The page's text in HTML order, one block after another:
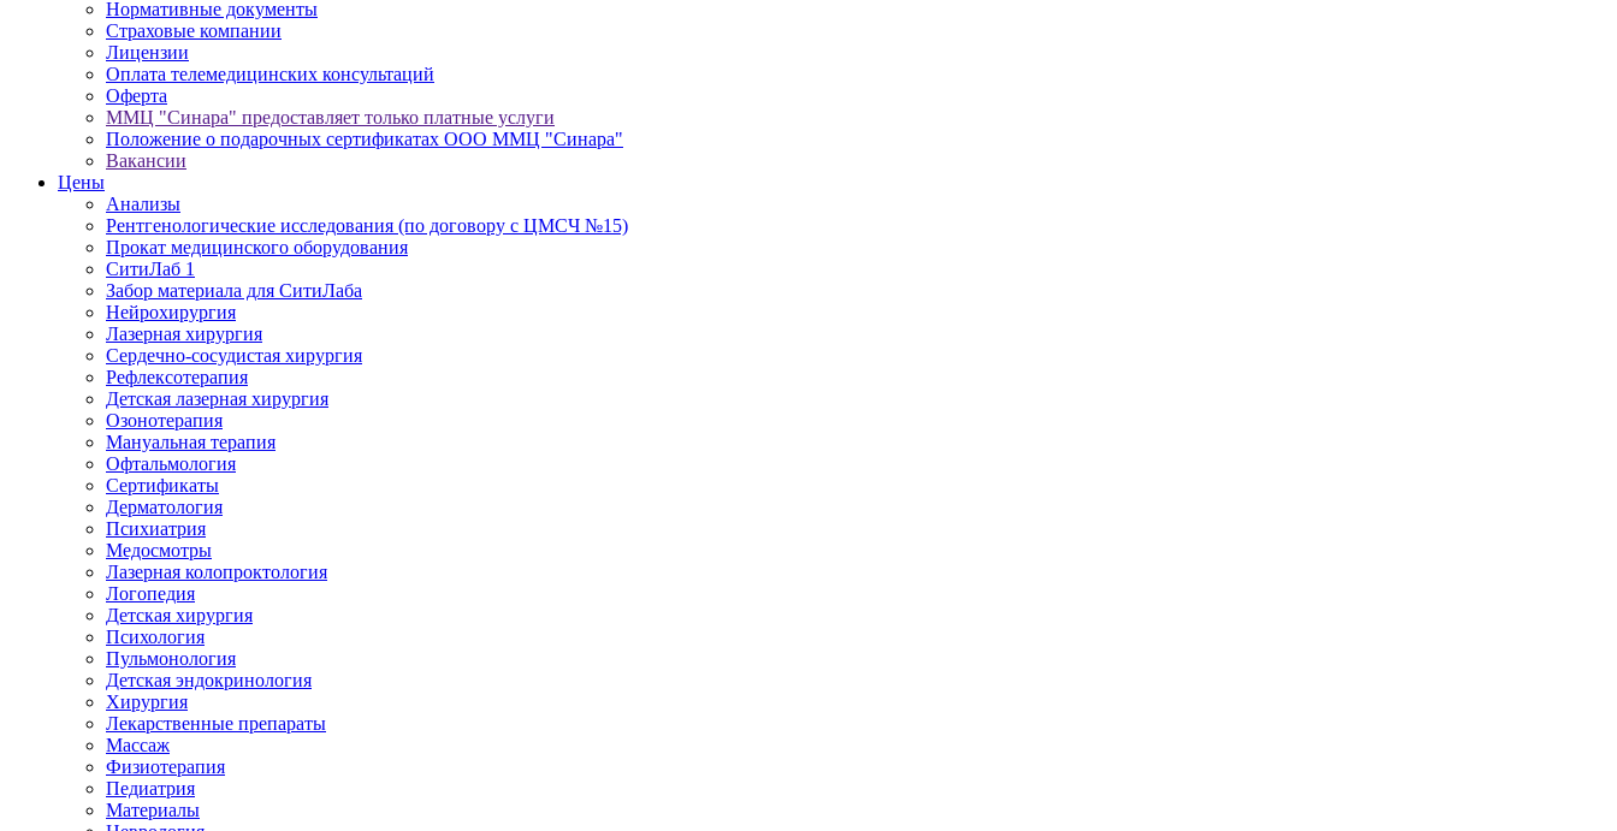
Нормативные документы
Cтраховые компании
Лицензии
Оплата телемедицинских консультаций
Оферта
ММЦ "Синара" предоставляет только платные услуги
Положение о подарочных сертификатах ООО ММЦ "Синара"
Вакансии
Цены
Анализы
Рентгенологические исследования (по договору с ЦМСЧ №15)
Прокат медицинского оборудования
СитиЛаб 1
Забор материала для СитиЛаба
Нейрохирургия
Лазерная хирургия
Сердечно-сосудистая хирургия
Рефлексотерапия
Детская лазерная хирургия
Озонотерапия
Мануальная терапия
Офтальмология
Сертификаты
Дерматология
Психиатрия
Медосмотры
Лазерная колопроктология
Логопедия
Детская хирургия
Психология
Пульмонология
Детская эндокринология
Хирургия
Лекарственные препараты
Массаж
Физиотерапия
Педиатрия
Материалы